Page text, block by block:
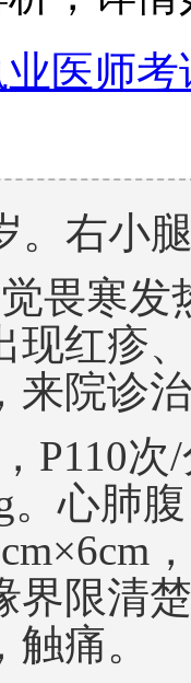
医师
。右小
畏寒发
现红疹
来院诊
P110次
。心肺
界限清
痛。